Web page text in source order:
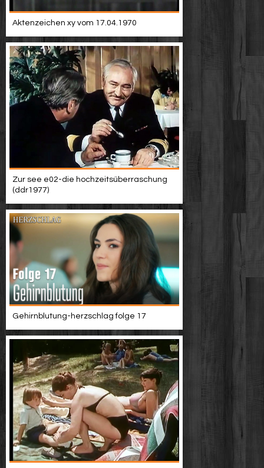
Aktenzeichen xy vom 17.04.1970
Zur see e02-die hochzeitsüberraschung
(ddr1977)
Gehirnblutung-herzschlag folge 17